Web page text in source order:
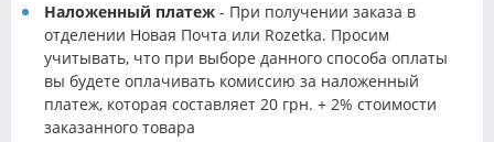
Наложенный платеж - При получении заказа в
отделении Новая Почта или Rozetka. Просим
учитывать, что при выборе данного способа оплаты
вы будете оплачивать комиссию за наложенный
платеж, которая составляет 20 грн. + 2% стоимости
заказанного товара